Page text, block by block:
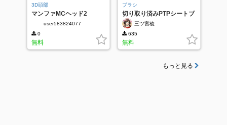
3D頭部
マンファMCヘッド2
user583824077
0
無料
ブラシ
切り取り済みPTPシートブ
ラシ（未使用）
三ツ宮稜
635
無料
もっと見る